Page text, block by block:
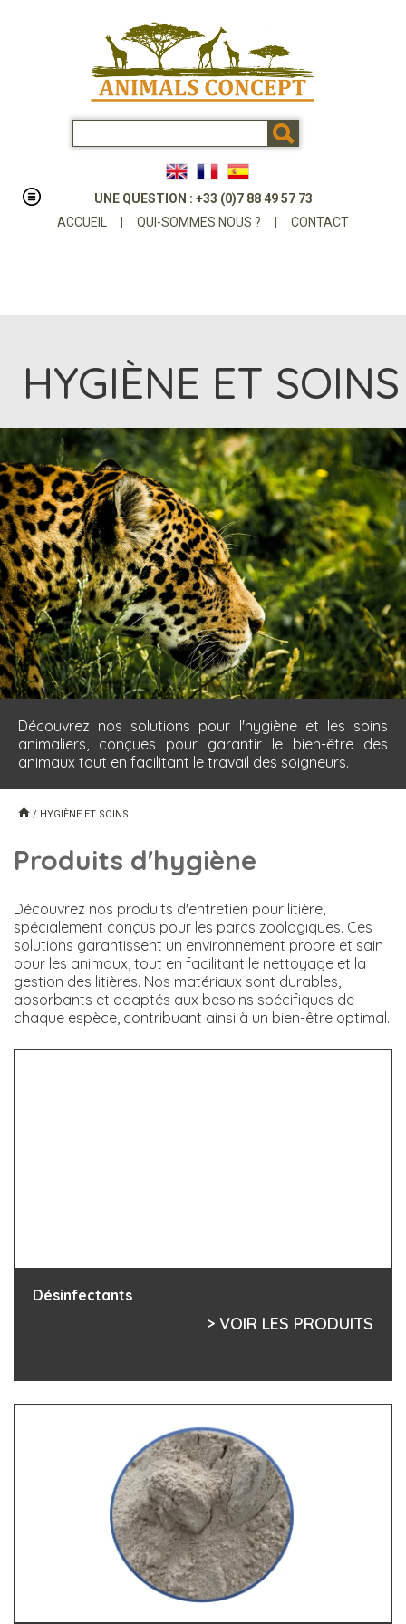
UNE QUESTION : +33 (0)7 88 49 57 73
ACCUEIL
QUI-SOMMES NOUS ? CONTACT
HYGIÈNE ET SOINS
Découvrez nos solutions pour l'hygiène et les soins
animaliers, conçues pour garantir le bien-être des
animaux tout en facilitant le travail des soigneurs.
/ HYGIÈNE ET SOINS
Produits d'hygiène
Découvrez nos produits d'entretien pour litière,
spécialement conçus pour les parcs zoologiques. Ces
solutions garantissent un environnement propre et sain
pour les animaux, tout en facilitant le nettoyage et la
gestion des litières. Nos matériaux sont durables,
absorbants et adaptés aux besoins spécifiques de
chaque espèce, contribuant ainsi à un bien-être optimal.
Désinfectants
> VOIR LES PRODUITS